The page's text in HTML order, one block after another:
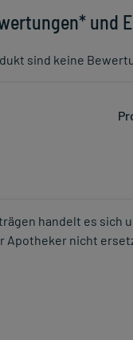
und
sind keine
handelt es sich
Apotheker nicht